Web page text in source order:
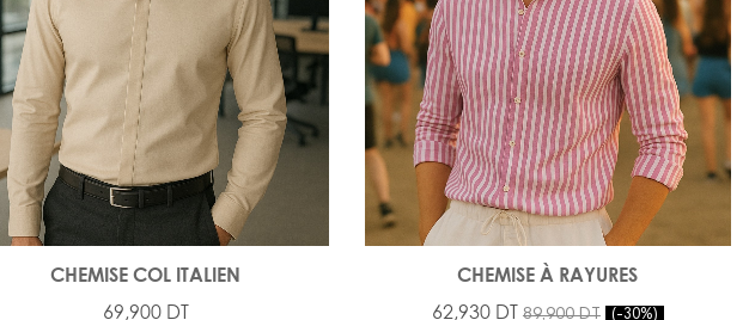
CHEMISE COL ITALIEN
69,900 DT
CHEMISE À RAYURES
62,930 DT 89,900 DT -30%